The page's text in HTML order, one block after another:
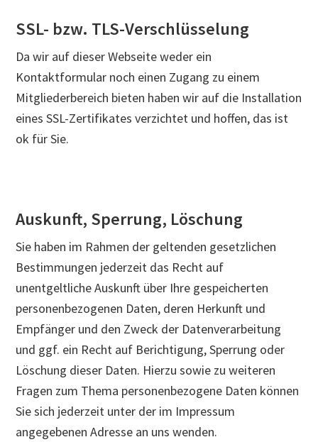
SSL- bzw. TLS-Verschlüsselung
Da wir auf dieser Webseite weder ein
Kontaktformular noch einen Zugang zu einem
Mitgliederbereich bieten haben wir auf die Installation
eines SSL-Zertifikates verzichtet und hoffen, das ist
ok für Sie.
Auskunft, Sperrung, Löschung
Sie haben im Rahmen der geltenden gesetzlichen
Bestimmungen jederzeit das Recht auf
unentgeltliche Auskunft über Ihre gespeicherten
personenbezogenen Daten, deren Herkunft und
Empfänger und den Zweck der Datenverarbeitung
und ggf. ein Recht auf Berichtigung, Sperrung oder
Löschung dieser Daten. Hierzu sowie zu weiteren
Fragen zum Thema personenbezogene Daten können
Sie sich jederzeit unter der im Impressum
angegebenen Adresse an uns wenden.